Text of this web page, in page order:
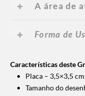
A área de
Forma de
Características deste
Placa – 3,5×3,5
Tamanho do